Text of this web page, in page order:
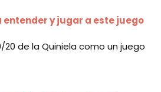
entender y jugar a este juego
de la Quiniela como un juego